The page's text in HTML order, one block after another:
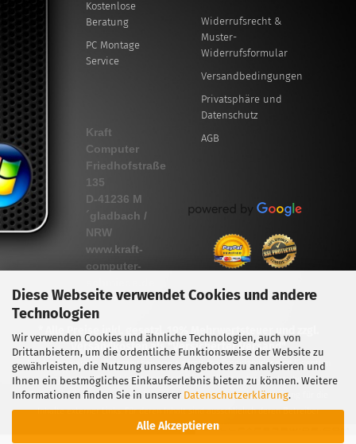
Diese Webseite verwendet Cookies und andere
Technologien
Wir verwenden Cookies und ähnliche Technologien, auch von
Drittanbietern, um die ordentliche Funktionsweise der Website zu
gewährleisten, die Nutzung unseres Angebotes zu analysieren und
Ihnen ein bestmögliches Einkaufserlebnis bieten zu können. Weitere
Informationen finden Sie in unserer Datenschutzerklärung.
Alle Akzeptieren
Kostenlose
Beratung
PC Montage
Service
Kraft
Computer
Friedhofstraße
135
D-41236 M
´gladbach /
NRW
www.kraft-
computer-
Widerrufsrecht &
Muster-
Widerrufsformular
Versandbedingungen
Privatsphäre und
Datenschutz
AGB
* Alle Preise inkl. gesetzl. 19% Mehrwertsteuer und zzgl.
Versandkosten
als "Versicherter Versand"
Alle Markennamen, Warenzeichen sowie sämtliche Produktbilder sind Eigentum
ihrer rechtmäßigen Eigentümer und dienen hier nur der Beschreibung.
Trotz sorgfältiger inhaltlicher Kontrolle übernehmen wir keine Haftung für die
Inhalte externer Links. Für deren Inhalt sind ausschlielich deren Betreiber
verantwortlich.